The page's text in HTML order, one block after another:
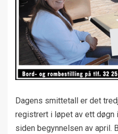
Dagens smittetall er det
registrert i løpet av ett døgn
siden begynnelsen av april.